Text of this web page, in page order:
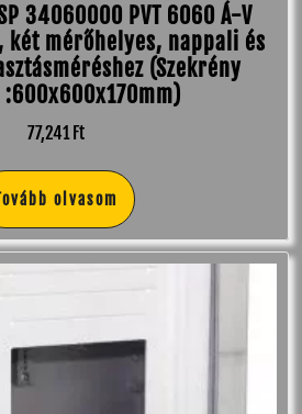
34060000 PVT 6060 Á-V
két mérőhelyes, nappali és
(Szekrény
77,241 Ft
olvasom